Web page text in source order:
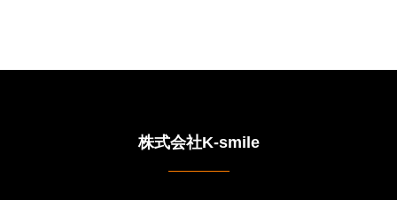
株式会社K-smile